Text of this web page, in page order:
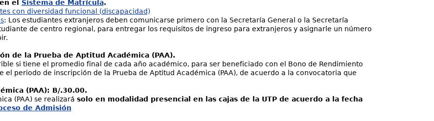
el Sistema de Matrícula.
con diversidad funcional (discapacidad)
: Los estudiantes extranjeros deben comunicarse primero con la Secretaría General o la Secretaría
de centro regional, para entregar los requisitos de ingreso para extranjeros y asignarle un número
de la Prueba de Aptitud Académica (PAA).
si tiene el promedio final de cada año académico, para ser beneficiado con el Bono de Rendimiento
el periodo de inscripción de la Prueba de Aptitud Académica (PAA), de acuerdo a la convocatoria que
(PAA): B/.30.00.
(PAA) se realizará solo en modalidad presencial en las cajas de la UTP de acuerdo a la fecha
de Admisión